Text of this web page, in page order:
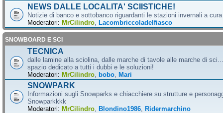
NEWS DALLE LOCALITA' SCIISTICHE!
Notizie di banco e sottobanco riguardanti le stazioni invernali a
Moderatori: MrCilindro Lacombriccoladelfiasco
SNOWBOARD E SCI
TECNICA
dalle lamine alla sciolina, dalle marche di tavole alle marche di
spazio dedicato a tutti i dubbi e le soluzioni!
Moderatori: MrCilindro bobo Mari
SNOWPARK
Informazioni sugli Snowparks e chiacchiere su strutture e
Snowparkkkk
Moderatori: MrCilindro Blondino1986 Ridermarchino